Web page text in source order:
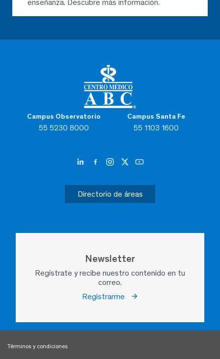
Campus Observatorio
55 5230 8000
Campus Santa Fe
55 1103 1600
Directorio de áreas
Newsletter
Regístrate y recibe nuestro contenido en tu
correo.
Registrarme
enseñanza. Descubre más información.
Términos y condiciones